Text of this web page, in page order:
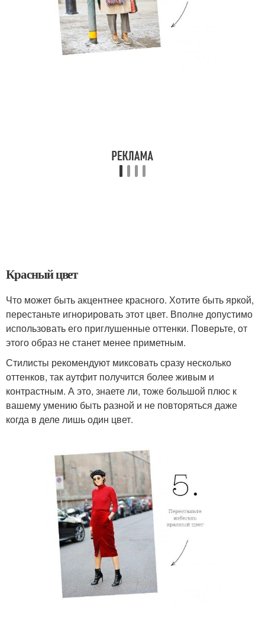
Красный цвет
Что может быть акцентнее красного. Хотите быть яркой,
перестаньте игнорировать этот цвет. Вполне допустимо
использовать его приглушенные оттенки. Поверьте, от
этого образ не станет менее приметным.
Стилисты рекомендуют миксовать сразу несколько
оттенков, так аутфит получится более живым и
контрастным. А это, знаете ли, тоже большой плюс к
вашему умению быть разной и не повторяться даже
когда в деле лишь один цвет.